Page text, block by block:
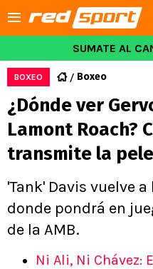
SUMATE AL
BOXEO Boxeo
¿Dónde ver
Lamont Roach?
transmite la
'Tank' Davis vuelve
donde pondrá en
de la AMB.
Ni Ali, Ni Chávez: